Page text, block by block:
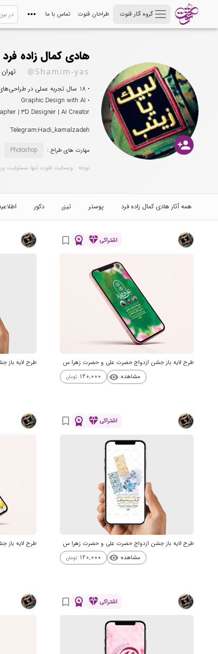
گروه آثار قنوت طراحان قنوت تماس با ما
person_add
هادی کمال زاده فرد
@Shamim-yas تهران
• 18 سال تجربه عملی در طراحی‌های مذهبی، هویت بصری و پروژه‌های تبلیغاتی
• Graphic Design with AI
| 3D Designer | AI Creator
Telegram:Hadi_kamalzadeh
مهارت های طراح : Photoshop
توجه : وبسایت قنوت تنها مسئولیت
همه آثار هادی کمال زاده فرد پوستر تیزر دکور
اشتراکیdiamond
workspace_premium
bookmark_border
طرح لایه باز جشن ازدواج حضرت علی و حضرت زهرا س
مشاهده visibility
120,000 تومان
طرح لایه
اشتراکیdiamond
workspace_premium
bookmark_border
طرح لایه باز جشن ازدواج حضرت علی و حضرت زهرا س
مشاهده visibility
120,000 تومان
طرح لایه
اشتراکیdiamond
workspace_premium
bookmark_border